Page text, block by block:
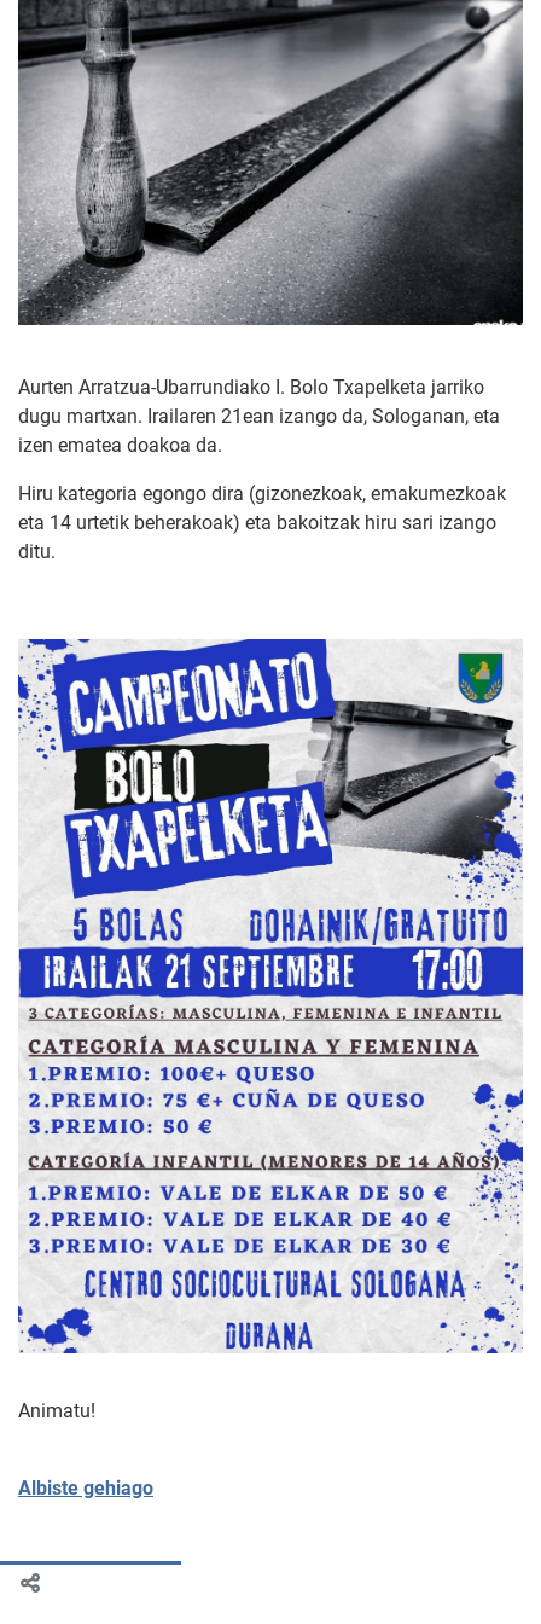
Aurten Arratzua-Ubarrundiako I. Bolo Txapelketa jarriko
dugu martxan. Irailaren 21ean izango da, Sologanan, eta
izen ematea doakoa da.
Hiru kategoria egongo dira (gizonezkoak, emakumezkoak
eta 14 urtetik beherakoak) eta bakoitzak hiru sari izango
ditu.
Animatu!
Albiste gehiago